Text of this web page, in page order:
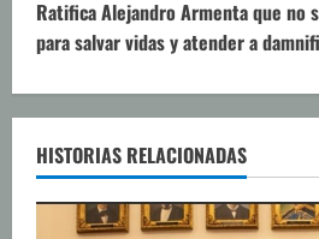
u
e
l
e
y
Ratifica Alejandro Armenta que no
para salvar vidas y atender a
HISTORIAS RELACIONADAS